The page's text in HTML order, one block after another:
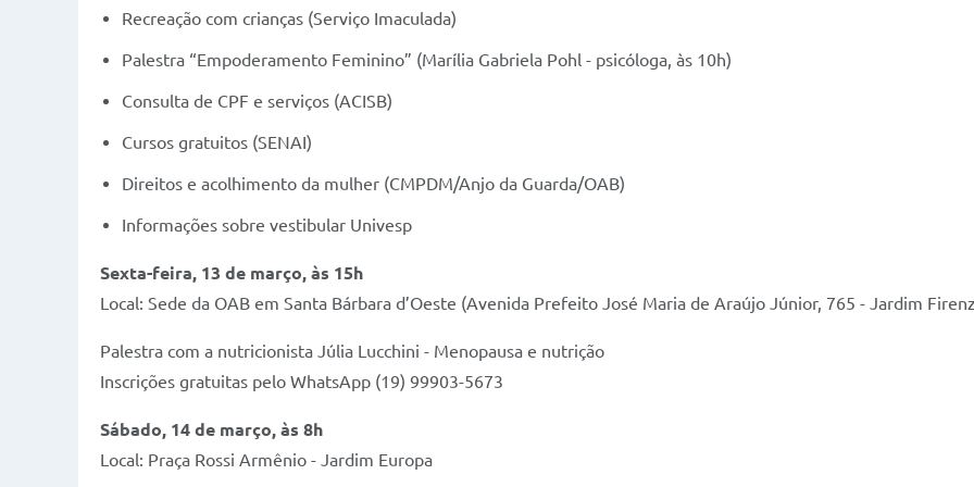
Recreação com crianças (Serviço Imaculada)
Palestra “Empoderamento Feminino” (Marília Gabriela Pohl - psicóloga, às 10h)
Consulta de CPF e serviços (ACISB)
Cursos gratuitos (SENAI)
Direitos e acolhimento da mulher (CMPDM/Anjo da Guarda/OAB)
Informações sobre vestibular Univesp
Sexta-feira, 13 de março, às 15h
Local: Sede da OAB em Santa Bárbara d’Oeste (Avenida Prefeito José Maria de Araújo Júnior, 765 - Jardim
Palestra com a nutricionista Júlia Lucchini - Menopausa e nutrição
Inscrições gratuitas pelo WhatsApp (19) 99903-5673
Sábado, 14 de março, às 8h
Local: Praça Rossi Armênio - Jardim Europa